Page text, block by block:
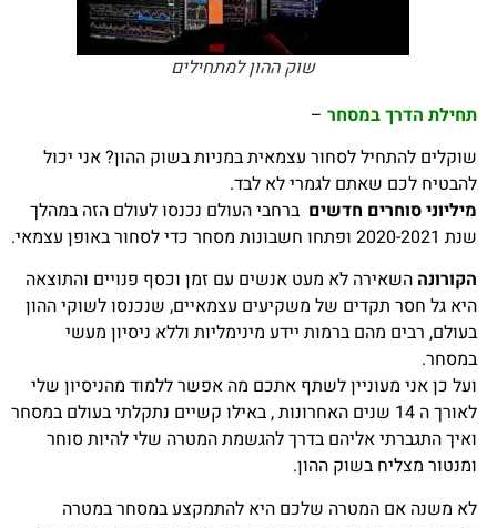
שוק ההון למתחילים
תחילת הדרך במסחר–
שוקלים להתחיל לסחור עצמאית במניות בשוק ההון? אני יכול
להבטיח לכם שאתם לגמרי לא לבד.
מיליוני סוחרים חדשיםברחבי העולם נכנסו לעולם הזה במהלך
שנת 2020-2021 ופתחו חשבונות מסחר כדי לסחור באופן עצמאי.
הקורונההשאירה לא מעט אנשים עם זמן וכסף פנויים והתוצאה
היא גל חסר תקדים של משקיעים עצמאיים, שנכנסו לשוקי ההון
בעולם, רבים מהם ברמות יידע מינימליות וללא ניסיון מעשי
במסחר.
ועל כן אני מעוניין לשתף אתכם מה אפשר ללמוד מהניסיון שלי
לאורך ה 14 שנים האחרונות , באילו קשיים נתקלתי בעולם במסחר
ואיך התגברתי אליהם בדרך להגשמת המטרה שלי להיות סוחר
ומנטור מצליח בשוק ההון.
לא משנה אם המטרה שלכם היא להתמקצע במסחר במטרה